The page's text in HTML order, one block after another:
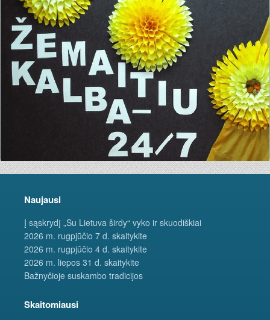
Naujausi
Į sąskrydį „Su Lietuva širdy“ vyko ir skuodiškiai
2026 m. rugpjūčio 7 d. skaitykite
2026 m. rugpjūčio 4 d. skaitykite
2026 m. liepos 31 d. skaitykite
Bažnyčioje suskambo tradicijos
Skaitomiausi